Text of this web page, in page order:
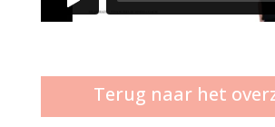
Terug naar het